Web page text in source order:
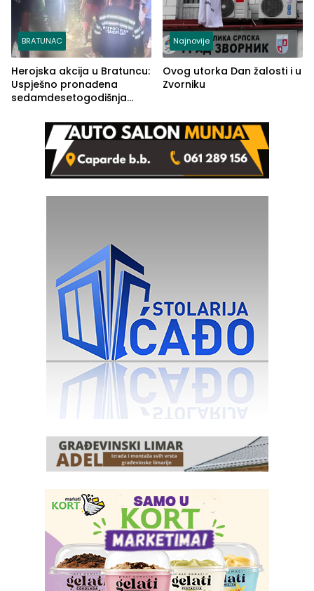
BRATUNAC
Herojska akcija u Bratuncu:
Uspješno pronađena
sedamdesetogodišnja
Kravice.
Najnovije
Ovog utorka Dan žalosti i u
Zvorniku